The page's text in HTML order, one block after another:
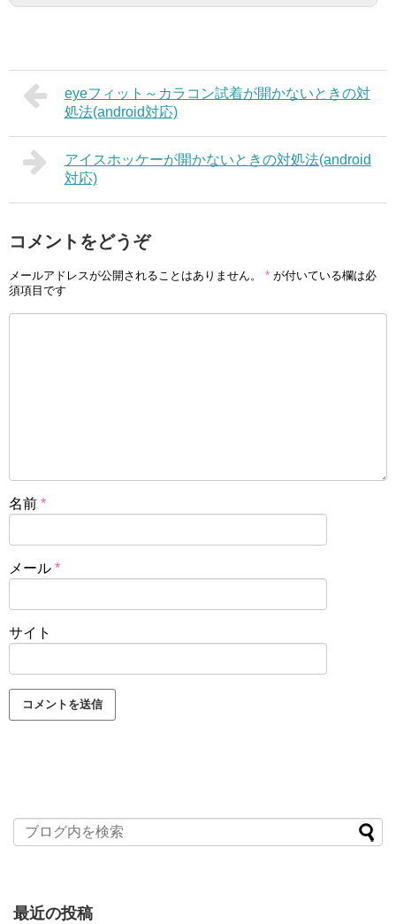
eyeフィット～カラコン試着が開かないときの対
処法(android対応)
アイスホッケーが開かないときの対処法(android
対応)
コメントをどうぞ
メールアドレスが公開されることはありません。 * が付いている欄は必
須項目です
名前 *
メール *
サイト
最近の投稿